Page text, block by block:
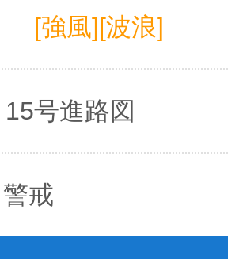
[強風][波浪]
号進路図
戒